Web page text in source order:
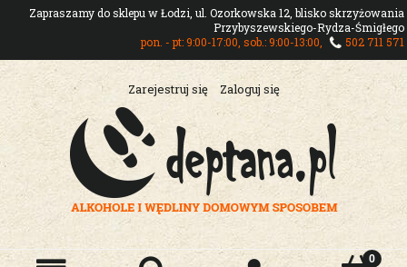
Zapraszamy do sklepu w Łodzi, ul. Ozorkowska 12, blisko skrzyżowania
Przybyszewskiego-Rydza-Śmigłego
pon. - pt: 9:00-17:00, sob.: 9:00-13:00,
502 711 571
Zarejestruj się Zaloguj się